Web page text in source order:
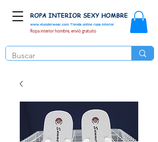
www.elunderwear.com Tienda online ropa interior
ROPA INTERIOR SEXY HOMBRE
Ropa interior hombre, envió gratuito